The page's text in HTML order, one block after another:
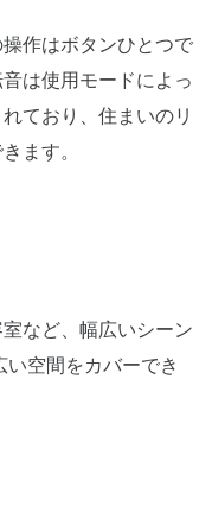
作はボタンひとつで
は使用モードによっ
ており、住まいのリ
ます。
など、幅広いシーン
空間をカバーでき